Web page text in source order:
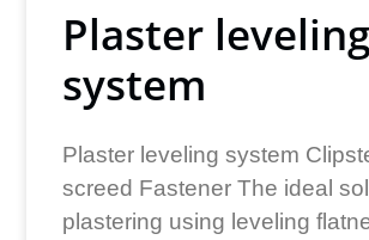
Plaster leveling
system
Plaster leveling system
screed Fastener The ideal
plastering using leveling